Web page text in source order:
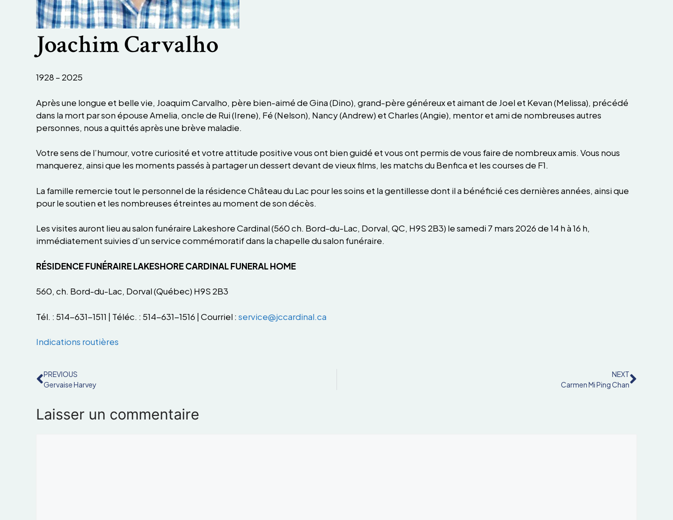
Joachim Carvalho
1928 – 2025
Après une longue et belle vie, Joaquim Carvalho, père bien-aimé de Gina (Dino), grand-père généreux et aimant de Joel et Kevan (Melissa), précédé
dans la mort par son épouse Amelia, oncle de Rui (Irene), Fé (Nelson), Nancy (Andrew) et Charles (Angie), mentor et ami de nombreuses autres
personnes, nous a quittés après une brève maladie.
Votre sens de l’humour, votre curiosité et votre attitude positive vous ont bien guidé et vous ont permis de vous faire de nombreux amis. Vous nous
manquerez, ainsi que les moments passés à partager un dessert devant de vieux films, les matchs du Benfica et les courses de F1.
La famille remercie tout le personnel de la résidence Château du Lac pour les soins et la gentillesse dont il a bénéficié ces dernières années, ainsi que
pour le soutien et les nombreuses étreintes au moment de son décès.
Les visites auront lieu au salon funéraire Lakeshore Cardinal (560 ch. Bord-du-Lac, Dorval, QC, H9S 2B3) le samedi 7 mars 2026 de 14 h à 16 h,
immédiatement suivies d’un service commémoratif dans la chapelle du salon funéraire.
RÉSIDENCE FUNÉRAIRE LAKESHORE CARDINAL FUNERAL HOME
560, ch. Bord-du-Lac, Dorval (Québec) H9S 2B3
Tél. : 514-631-1511 | Téléc. : 514-631-1516 | Courriel : service@jccardinal.ca
Indications routières
PREVIOUS
Gervaise Harvey
NEXT
Carmen Mi Ping Chan
Laisser un commentaire